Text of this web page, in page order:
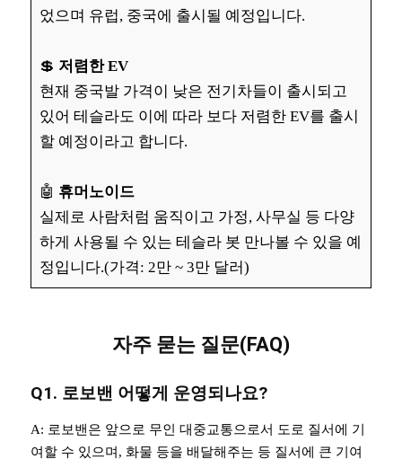
었으며 유럽, 중국에 출시될 예정입니다.
💲 저렴한 EV
현재 중국발 가격이 낮은 전기차들이 출시되고
있어 테슬라도 이에 따라 보다 저렴한 EV를 출시
할 예정이라고 합니다.
🤖 휴머노이드
실제로 사람처럼 움직이고 가정, 사무실 등 다양
하게 사용될 수 있는 테슬라 봇 만나볼 수 있을 예
정입니다.(가격: 2만 ~ 3만 달러)
자주 묻는 질문(FAQ)
Q1. 로보밴 어떻게 운영되나요?
A: 로보밴은 앞으로 무인 대중교통으로서 도로 질서에 기
여할 수 있으며, 화물 등을 배달해주는 등 질서에 큰 기여